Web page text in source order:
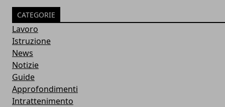
CATEGORIE
Lavoro
Istruzione
News
Notizie
Guide
Approfondimenti
Intrattenimento